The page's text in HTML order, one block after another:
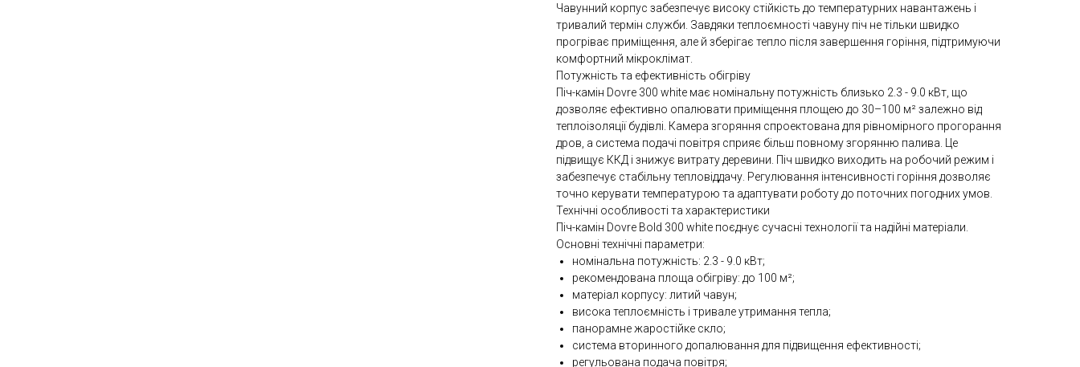
Чавунний корпус забезпечує високу стійкість до температурних навантажень і
тривалий термін служби. Завдяки теплоємності чавуну піч не тільки швидко
прогріває приміщення, але й зберігає тепло після завершення горіння, підтримуючи
комфортний мікроклімат.
Потужність та ефективність обігріву
Піч-камін Dovre 300 white має номінальну потужність близько 2.3 - 9.0 кВт, що
дозволяє ефективно опалювати приміщення площею до 30–100 м² залежно від
теплоізоляції будівлі. Камера згоряння спроектована для рівномірного прогорання
дров, а система подачі повітря сприяє більш повному згорянню палива. Це
підвищує ККД і знижує витрату деревини. Піч швидко виходить на робочий режим і
забезпечує стабільну тепловіддачу. Регулювання інтенсивності горіння дозволяє
точно керувати температурою та адаптувати роботу до поточних погодних умов.
Технічні особливості та характеристики
Піч-камін Dovre Bold 300 white поєднує сучасні технології та надійні матеріали.
Основні технічні параметри:
номінальна потужність: 2.3 - 9.0 кВт;
рекомендована площа обігріву: до 100 м²;
матеріал корпусу: литий чавун;
висока теплоємність і тривале утримання тепла;
панорамне жаростійке скло;
система вторинного допалювання для підвищення ефективності;
регульована подача повітря;